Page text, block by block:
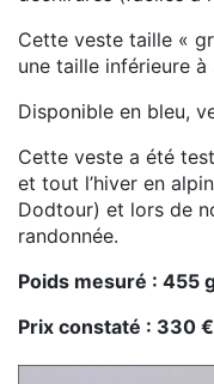
Cette veste taille «
une taille inférieure
Disponible en bleu,
Cette veste a été
et tout l’hiver en
Dodtour) et lors de
randonnée.
Poids mesuré : 455
Prix constaté : 330 €